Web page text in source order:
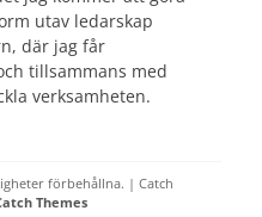
utav ledarskap
där jag får
tillsammans med
verksamheten.
förbehållna. | Catch
Themes